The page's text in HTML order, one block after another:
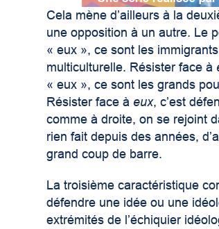
Cela mène d’ailleurs à la
une opposition à un autre. Le
« eux », ce sont les
multiculturelle. Résister face à
« eux », ce sont les grands
Résister face à eux, c’est
comme à droite, on se rejoint
rien fait depuis des années,
grand coup de barre.
La troisième caractéristique
défendre une idée ou une
extrémités de l’échiquier